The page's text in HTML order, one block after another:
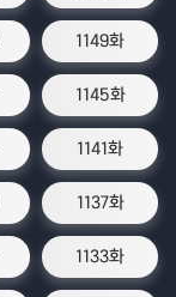
1149화
1145화
1141화
1137화
1133화